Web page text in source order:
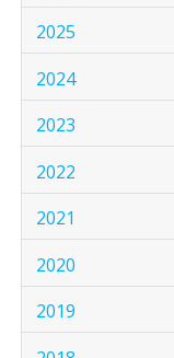
2025
2024
2023
2022
2021
2020
2019